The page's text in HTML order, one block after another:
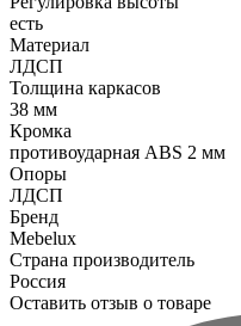
есть
Материал
ЛДСП
Толщина каркасов
38 мм
Кромка
противоударная ABS 2 мм
Опоры
ЛДСП
Бренд
Mebelux
Страна производитель
Россия
Оставить отзыв о товаре